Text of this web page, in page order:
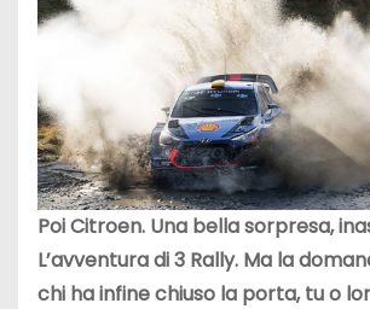
Poi Citroen. Una bella sorpresa,
L’avventura di 3 Rally. Ma la
chi ha infine chiuso la porta, tu o